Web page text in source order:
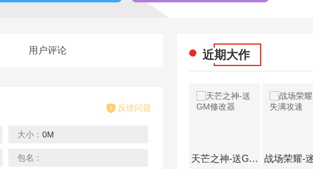
用户评论
反馈问题
大小： 0M
包名：
近期大作
龙之幻想-全新天赋版 封神传奇（打金百万代币）